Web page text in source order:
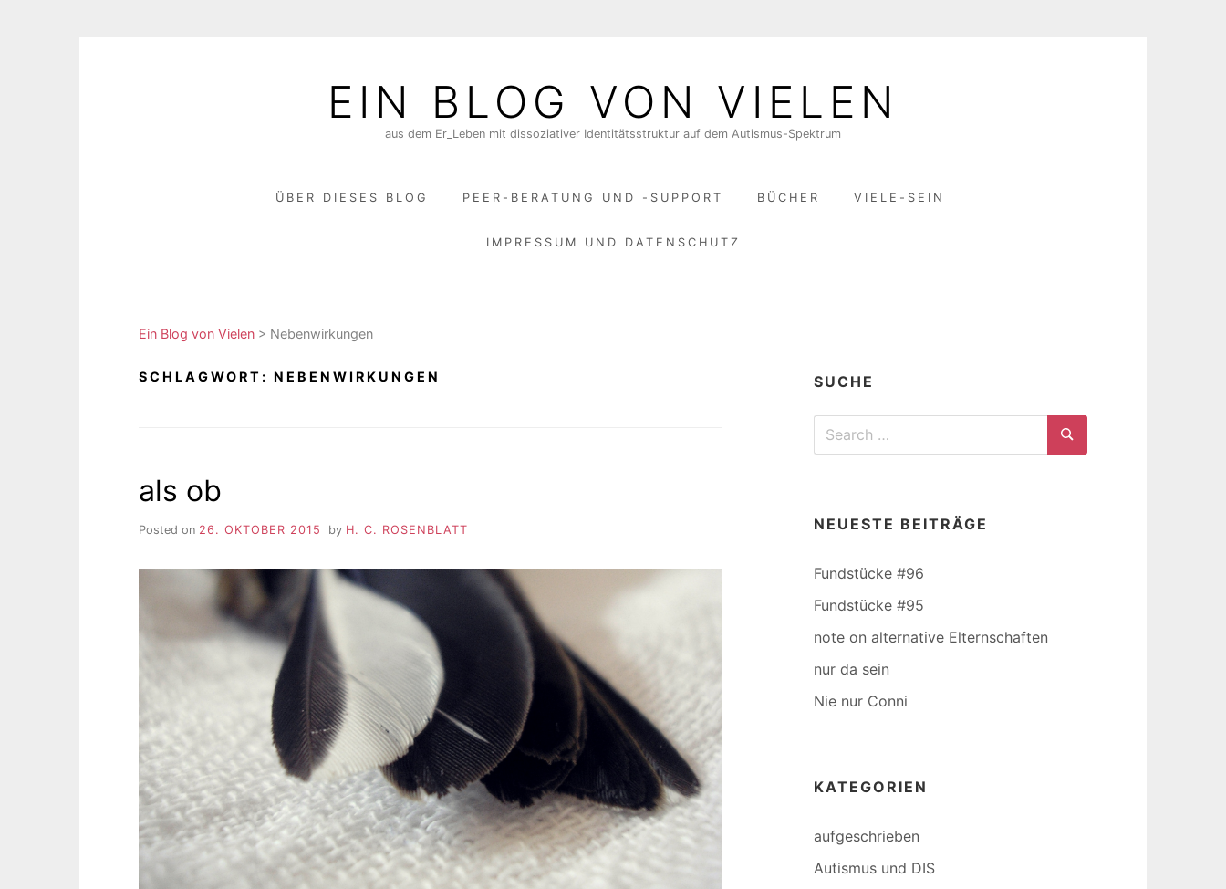
EIN BLOG VON VIELEN
aus dem Er_Leben mit dissoziativer Identitätsstruktur auf dem Autismus-Spektrum
ÜBER DIESES BLOG PEER-BERATUNG UND -SUPPORT BÜCHER VIELE-SEIN
IMPRESSUM UND DATENSCHUTZ
Ein Blog von Vielen > Nebenwirkungen
SCHLAGWORT: NEBENWIRKUNGEN
als ob
Posted on 26. OKTOBER 2015 by H. C. ROSENBLATT
SUCHE
Search
Search
NEUESTE BEITRÄGE
Fundstücke #96
Fundstücke #95
note on alternative Elternschaften
nur da sein
Nie nur Conni
KATEGORIEN
aufgeschrieben
Autismus und DIS